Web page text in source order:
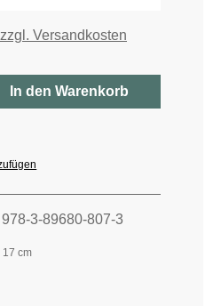
Versandkosten
Gib den
In den Warenkorb
978-3-89680-807-3
17 cm